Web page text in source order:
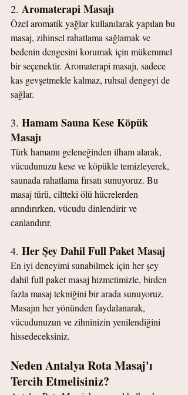
2. Aromaterapi Masajı
Özel aromatik yağlar kullanılarak yapılan bu
masaj, zihinsel rahatlama sağlamak ve
bedenin dengesini korumak için mükemmel
bir seçenektir. Aromaterapi masajı, sadece
kas gevşetmekle kalmaz, ruhsal dengeyi de
sağlar.
3. Hamam Sauna Kese Köpük
Masajı
Türk hamamı geleneğinden ilham alarak,
vücudunuzu kese ve köpükle temizleyerek,
saunada rahatlama fırsatı sunuyoruz. Bu
masaj türü, ciltteki ölü hücrelerden
arındırırken, vücudu dinlendirir ve
canlandırır.
4. Her Şey Dahil Full Paket Masaj
En iyi deneyimi sunabilmek için her şey
dahil full paket masaj hizmetimizle, birden
fazla masaj tekniğini bir arada sunuyoruz.
Masajın her yönünden faydalanarak,
vücudunuzun ve zihninizin yenilendiğini
hissedeceksiniz.
Neden Antalya Rota Masaj'ı
Tercih Etmelisiniz?